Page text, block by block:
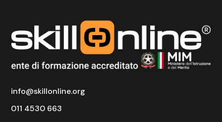
info@skillonline.org
011 4530 663